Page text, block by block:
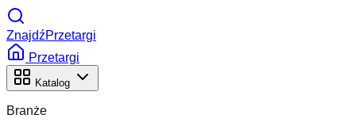
ZnajdźPrzetargi
Przetargi
Katalog
Branże